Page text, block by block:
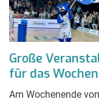
Große
für das
Am Wochenende